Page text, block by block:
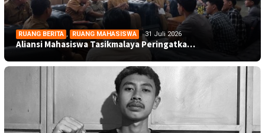
RUANG BERITA RUANG MAHASISWA 31 Juli 2026
Aliansi Mahasiswa Tasikmalaya Peringatka…